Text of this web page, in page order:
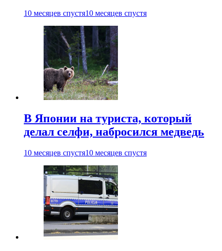
10 месяцев спустя10 месяцев спустя
В Японии на туриста, который
делал селфи, набросился медведь
10 месяцев спустя10 месяцев спустя